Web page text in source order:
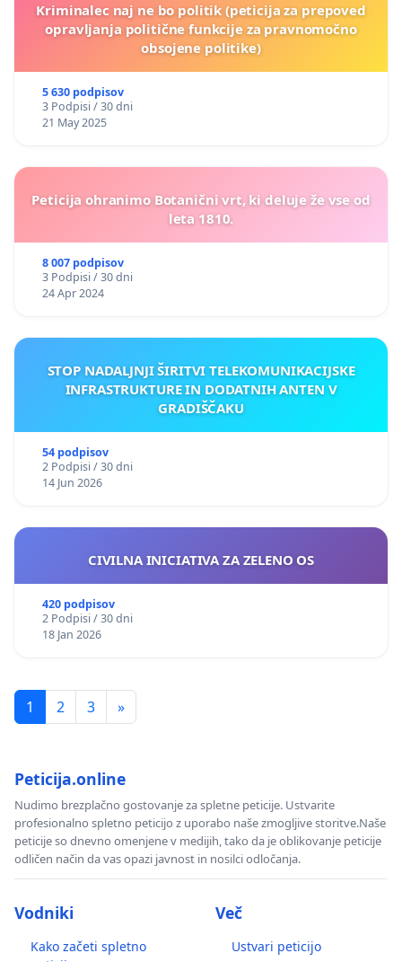
Kriminalec naj ne bo politik (peticija za prepoved
opravljanja politične funkcije za pravnomočno
obsojene politike)
5 630 podpisov
3 Podpisi / 30 dni
21 May 2025
Peticija ohranimo Botanični vrt, ki deluje že vse od
leta 1810.
8 007 podpisov
3 Podpisi / 30 dni
24 Apr 2024
STOP NADALJNJI ŠIRITVI TELEKOMUNIKACIJSKE
INFRASTRUKTURE IN DODATNIH ANTEN V
GRADIŠČAKU
54 podpisov
2 Podpisi / 30 dni
14 Jun 2026
CIVILNA INICIATIVA ZA ZELENO OS
420 podpisov
2 Podpisi / 30 dni
18 Jan 2026
1 2 3 »
Peticija.online
Nudimo brezplačno gostovanje za spletne peticije. Ustvarite
profesionalno spletno peticijo z uporabo naše zmogljive storitve.Naše
peticije so dnevno omenjene v medijih, tako da je oblikovanje peticije
odličen način da vas opazi javnost in nosilci odločanja.
Vodniki
Kako začeti spletno
Več
Ustvari peticijo